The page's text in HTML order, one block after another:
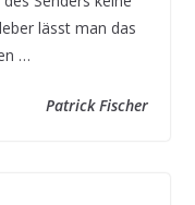
lässt man das
…
Patrick Fischer